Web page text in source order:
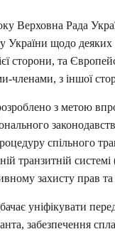
Верховна Рада
України щодо деяких
сторони, та
членами, з іншої
з метою
спільного
транзитній
захисту прав та
уніфікувати
забезпечення